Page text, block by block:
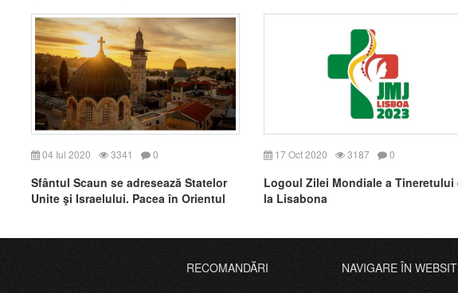
04 Iul 2020 3341 0
Sfântul Scaun se adresează Statelor
Unite şi Israelului. Pacea în Orientul
17 Oct 2020 3187 0
Logoul Zilei Mondiale a Tineretului
la Lisabona
RECOMANDĂRI NAVIGARE ÎN